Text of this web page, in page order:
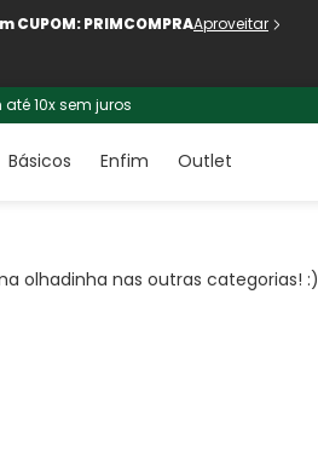
PRIMCOMPRAAproveitar
até 10x sem juros
Básicos Enfim Outlet
olhadinha nas outras categorias! :)